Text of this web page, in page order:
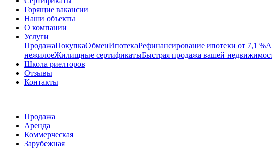
Горящие вакансии
Наши объекты
О компании
Услуги
ПродажаПокупкаОбменИпотекаРефинансирование ипотеки от 7,1 %
нежилоеЖилищные сертификатыБыстрая продажа вашей
Школа риелторов
Отзывы
Контакты
Продажа
Аренда
Коммерческая
Зарубежная